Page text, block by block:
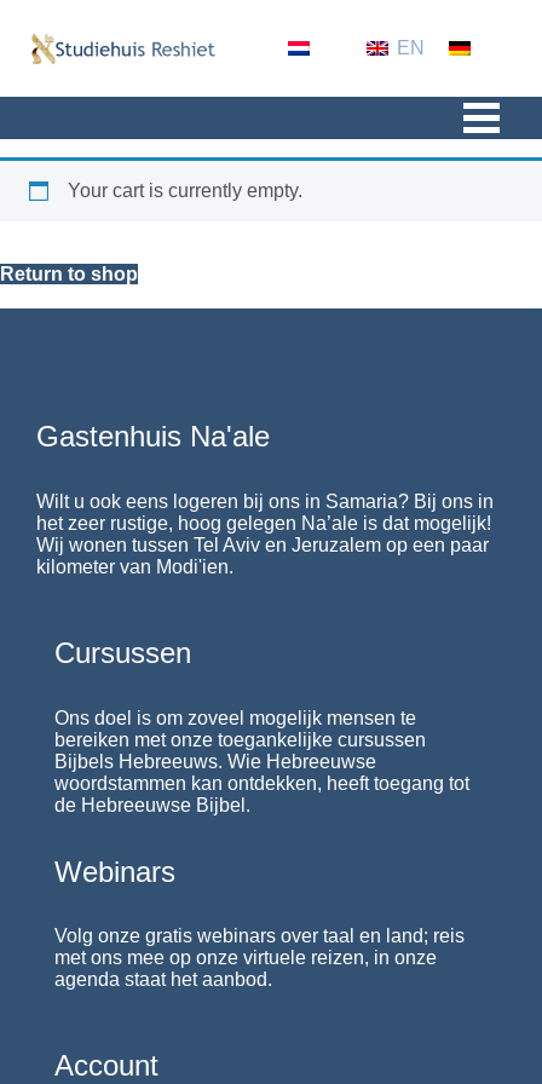
EN
Your cart is currently empty.
Return to shop
Gastenhuis Na'ale
Wilt u ook eens logeren bij ons in Samaria? Bij ons in
het zeer rustige, hoog gelegen Na’ale is dat mogelijk!
Wij wonen tussen Tel Aviv en Jeruzalem op een paar
kilometer van Modi'ien.
Cursussen
Ons doel is om zoveel mogelijk mensen te
bereiken met onze toegankelijke cursussen
Bijbels Hebreeuws. Wie Hebreeuwse
woordstammen kan ontdekken, heeft toegang tot
de Hebreeuwse Bijbel.
Webinars
Volg onze gratis webinars over taal en land; reis
met ons mee op onze virtuele reizen, in onze
agenda staat het aanbod.
Account